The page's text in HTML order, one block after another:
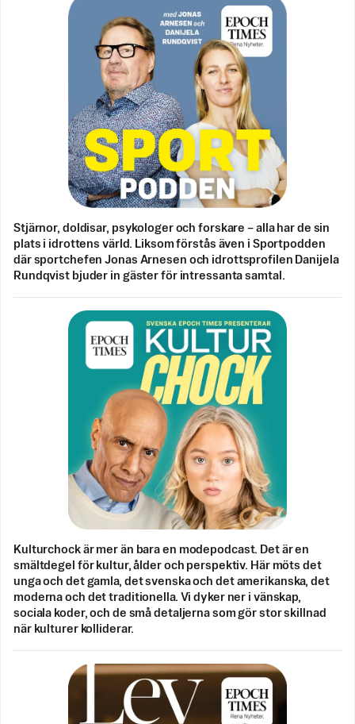
Stjärnor, doldisar, psykologer och forskare – alla har de sin
plats i idrottens värld. Liksom förstås även i Sportpodden
där sportchefen Jonas Arnesen och idrottsprofilen Danijela
Rundqvist bjuder in gäster för intressanta samtal.
Kulturchock är mer än bara en modepodcast. Det är en
smältdegel för kultur, ålder och perspektiv. Här möts det
unga och det gamla, det svenska och det amerikanska, det
moderna och det traditionella. Vi dyker ner i vänskap,
sociala koder, och de små detaljerna som gör stor skillnad
när kulturer kolliderar.